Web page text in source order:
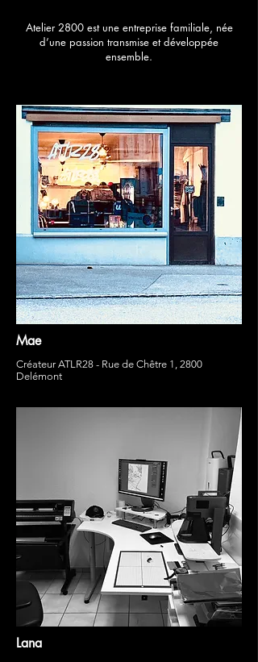
Atelier 2800 est une entreprise familiale, née
d’une passion transmise et développée
ensemble.
Mae
Créateur ATLR28 - Rue de Chêtre 1, 2800
Delémont
Lana